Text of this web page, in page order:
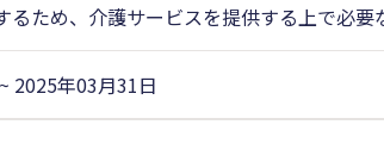
ため、介護サービスを提供する上で必
~ 2025年03月31日